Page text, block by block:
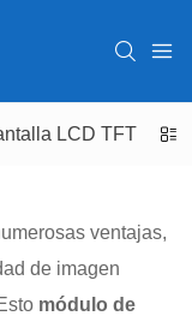
LCD TFT
ventajas,
de imagen
módulo de